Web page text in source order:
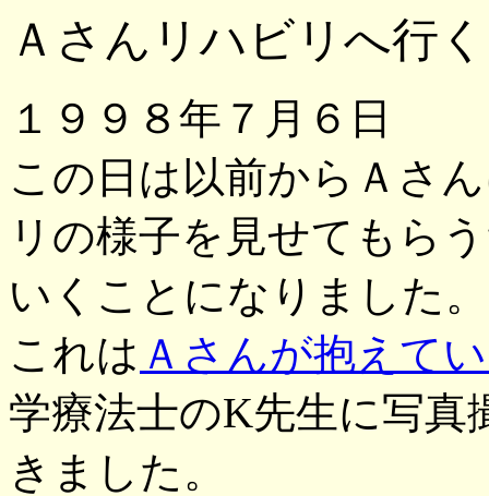
Ａさんリハビリへ行く
１９９８年７月６日
この日は以前からＡさ
リの様子を見せてもら
いくことになりました。
これは Ａさんが抱えて
学療法士のK先生に写真
きました。